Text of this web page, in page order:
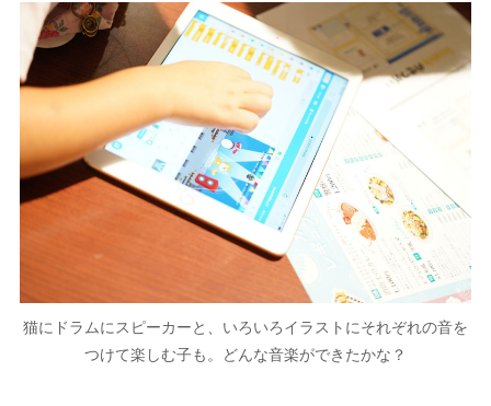
猫にドラムにスピーカーと、いろいろイラストにそれぞれの音を
つけて楽しむ子も。どんな音楽ができたかな？